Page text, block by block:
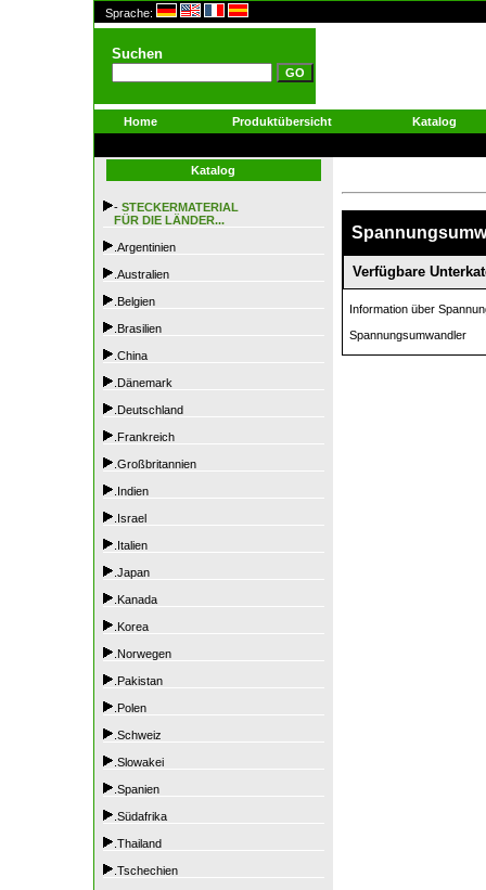
Sprache:
Suchen
Home Produktübersicht Katalog
Katalog
- STECKERMATERIAL
FÜR DIE LÄNDER...
.Argentinien
.Australien
.Belgien
.Brasilien
.China
.Dänemark
.Deutschland
.Frankreich
.Großbritannien
.Indien
.Israel
.Italien
.Japan
.Kanada
.Korea
.Norwegen
.Pakistan
.Polen
.Schweiz
.Slowakei
.Spanien
.Südafrika
.Thailand
.Tschechien
Verfügbare
Information über
Spannungsumwandler